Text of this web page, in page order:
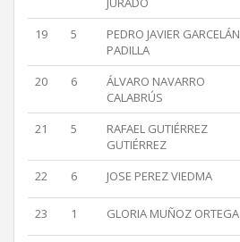
19 5
PEDRO JAVIER GARCELÁN
PADILLA
20 6
ÁLVARO NAVARRO
CALABRÚS
21 5
RAFAEL GUTIÉRREZ
GUTIÉRREZ
22 6 JOSE PEREZ VIEDMA
23 1 GLORIA MUÑOZ ORTEGA